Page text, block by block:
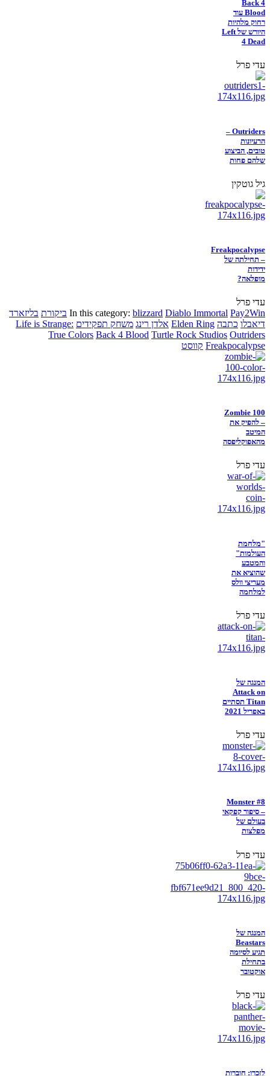
Back 4
Blood עוד
רחוק מלהיות
היורש של Left
4 Dead
עדי פרל
Outriders –
הרעיונות
טובים, הביצוע
שלהם פחות
גיל גוטקין
Freakpocalypse
– תחילתה של
ידידות
מופלאה?
עדי פרל
In this category: blizzard Diablo Immortal Pay2Win ביקורת בליזארד
דיאבלו כתבה Elden Ring אלדן רינג משחק תפקידים Life is Strange:
True Colors Back 4 Blood Turtle Rock Studios Outriders
Freakpocalypse קווסט
Zombie 100
– להפיק את
המיטב
מהאפוקליפסה
עדי פרל
"מלחמת
העולמות"
והמטבע
שהוציא את
מעריצי וולס
למלחמה
עדי פרל
המנגה של
Attack on
Titan תסתיים
באפריל 2021
עדי פרל
Monster #8
– סיפור קפקאי
בעולם של
מפלצות
עדי פרל
המנגה של
Beastars
תגיע לסיומה
בתחילת
אוקטובר
עדי פרל
לזכרו: חוברות